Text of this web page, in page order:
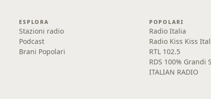
ESPLORA
Stazioni radio
Podcast
Brani Popolari
POPOLARI
Radio Italia
Radio Kiss Kiss
RTL 102.5
RDS 100% Grandi
ITALIAN RADIO